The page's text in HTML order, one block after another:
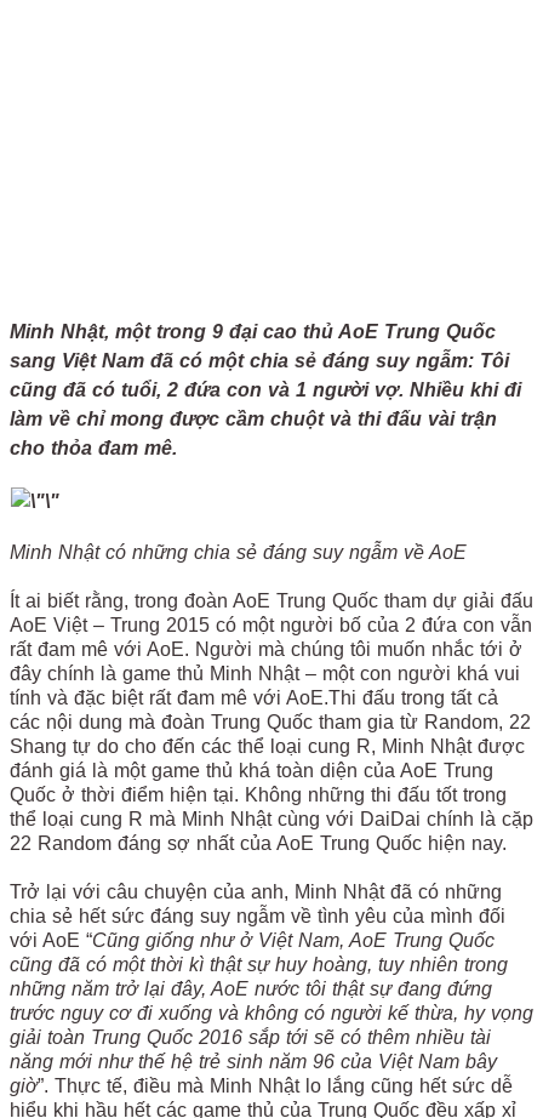
Minh Nhật, một trong 9 đại cao thủ AoE Trung Quốc
sang Việt Nam đã có một chia sẻ đáng suy ngẫm: Tôi
cũng đã có tuổi, 2 đứa con và 1 người vợ. Nhiều khi đi
làm về chỉ mong được cầm chuột và thi đấu vài trận
cho thỏa đam mê.
Minh Nhật có những chia sẻ đáng suy ngẫm về AoE
Ít ai biết rằng, trong đoàn AoE Trung Quốc tham dự giải đấu
AoE Việt – Trung 2015 có một người bố của 2 đứa con vẫn
rất đam mê với AoE. Người mà chúng tôi muốn nhắc tới ở
đây chính là game thủ Minh Nhật – một con người khá vui
tính và đặc biệt rất đam mê với AoE.Thi đấu trong tất cả
các nội dung mà đoàn Trung Quốc tham gia từ Random, 22
Shang tự do cho đến các thể loại cung R, Minh Nhật được
đánh giá là một game thủ khá toàn diện của AoE Trung
Quốc ở thời điểm hiện tại. Không những thi đấu tốt trong
thể loại cung R mà Minh Nhật cùng với DaiDai chính là cặp
22 Random đáng sợ nhất của AoE Trung Quốc hiện nay.
Trở lại với câu chuyện của anh, Minh Nhật đã có những
chia sẻ hết sức đáng suy ngẫm về tình yêu của mình đối
với AoE “Cũng giống như ở Việt Nam, AoE Trung Quốc
cũng đã có một thời kì thật sự huy hoàng, tuy nhiên trong
những năm trở lại đây, AoE nước tôi thật sự đang đứng
trước nguy cơ đi xuống và không có người kế thừa, hy vọng
giải toàn Trung Quốc 2016 sắp tới sẽ có thêm nhiều tài
năng mới như thế hệ trẻ sinh năm 96 của Việt Nam bây
giờ”. Thực tế, điều mà Minh Nhật lo lắng cũng hết sức dễ
hiểu khi hầu hết các game thủ của Trung Quốc đều xấp xỉ